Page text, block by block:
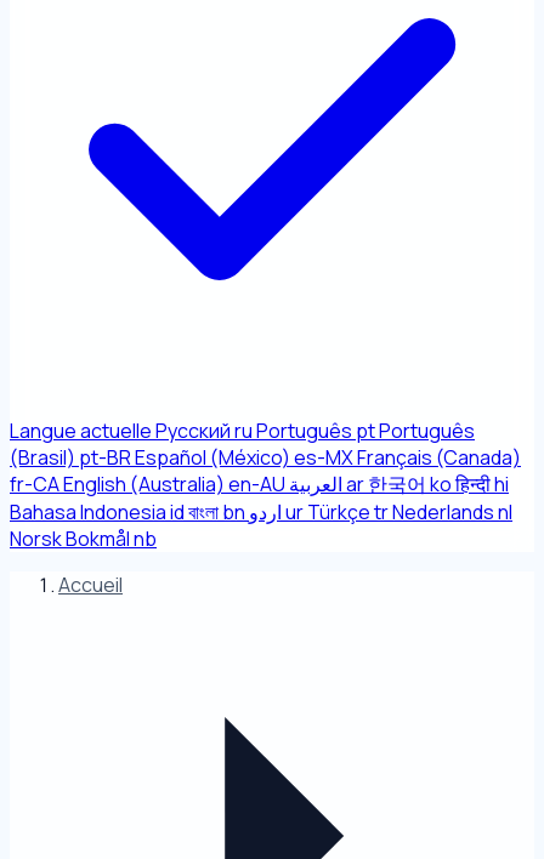
Langue actuelleРусскийruPortuguês ptPortuguês
(Brasil) pt-BREspañol (México) es-MXFrançais (Canada)
fr-CAEnglish (Australia) en-AU العربيةar한국어 koहिन्दीhi
Bahasa Indonesiaidবাংলাbn اردوurTürkçetrNederlandsnl
Norsk Bokmålnb
Accueil